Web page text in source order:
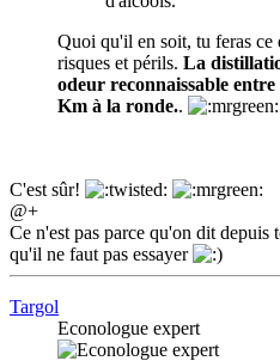
Quoi qu'il en soit, tu feras ce
risques et périls. La
odeur reconnaissable entre
Km à la ronde..
C'est sûr!
@+
Ce n'est pas parce qu'on dit depuis
qu'il ne faut pas essayer
Targol
Econologue expert